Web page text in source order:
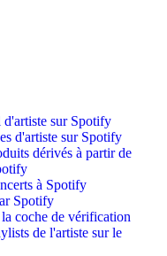
sur Spotify
d'artiste sur Spotify
dérivés à partir de
à Spotify
Spotify
coche de vérification
de l'artiste sur le